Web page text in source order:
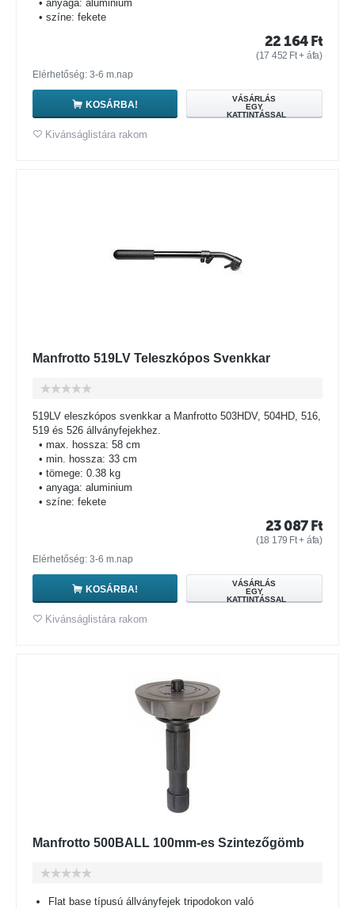
• anyaga: aluminium
• színe: fekete
22 164 Ft
(17 452 Ft+ áfa)
Elérhetőség: 3-6 m.nap
KOSÁRBA!
VÁSÁRLÁS
EGY
KATTINTÁSSAL
Kivánságlistára rakom
Manfrotto 519LV Teleszkópos Svenkkar
519LV eleszkópos svenkkar a Manfrotto 503HDV, 504HD, 516,
519 és 526 állványfejekhez.
• max. hossza: 58 cm
• min. hossza: 33 cm
• tömege: 0.38 kg
• anyaga: aluminium
• színe: fekete
23 087 Ft
(18 179 Ft+ áfa)
Elérhetőség: 3-6 m.nap
KOSÁRBA!
VÁSÁRLÁS
EGY
KATTINTÁSSAL
Kivánságlistára rakom
Manfrotto 500BALL 100mm-es Szintezőgömb
Flat base típusú állványfejek tripodokon való